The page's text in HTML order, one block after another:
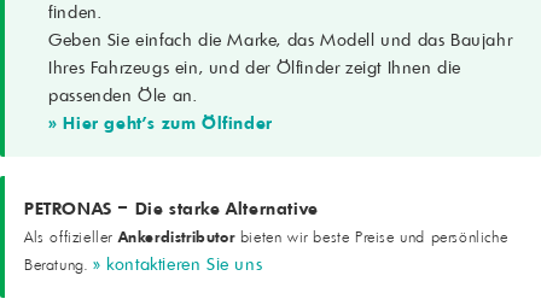
Trägersubstanz; Verdünner; Streckmittel; Weichmacher
Industrieanwendungen
Gummiverarbeitung und chemische Prozesse
finden.
Geben Sie einfach die Marke, das Modell und das Baujahr
Ihres Fahrzeugs ein, und der Ölfinder zeigt Ihnen die
passenden Öle an.
» Hier geht's zum Ölfinder
PETRONAS – Die starke Alternative
Als offiziellerAnkerdistributorbieten wir beste Preise und persönliche
Beratung. » kontaktieren Sie uns